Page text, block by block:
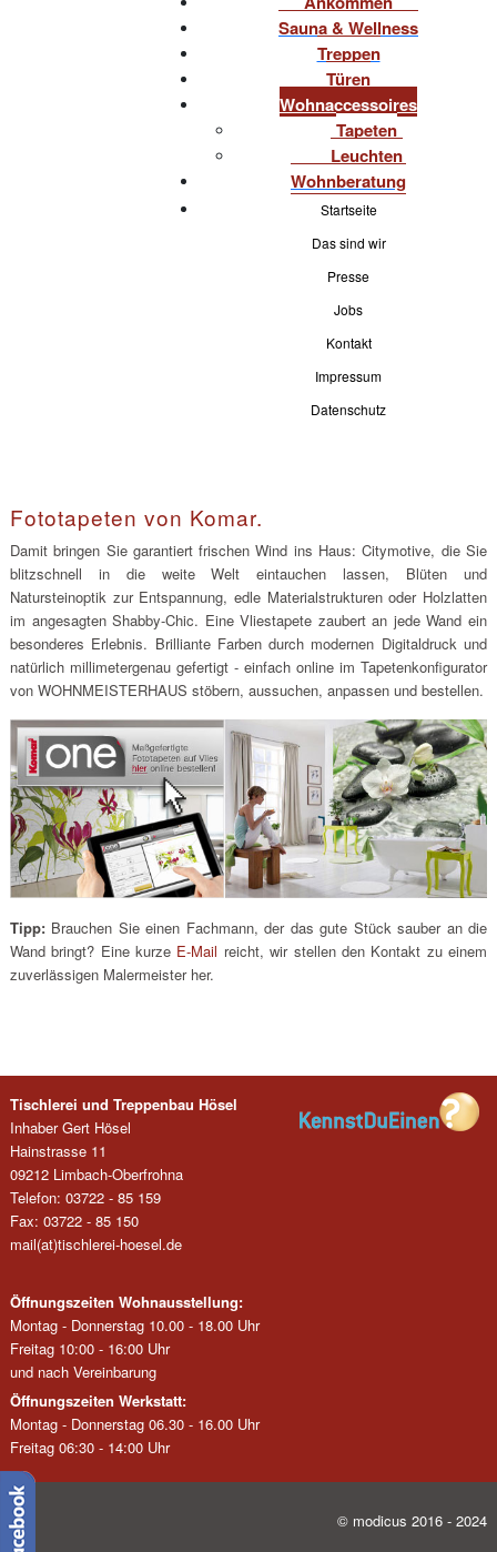
Sauna & Wellness
Treppen
Türen
Wohnaccessoires
Tapeten
Leuchten
Wohnberatung
Startseite
Das sind wir
Presse
Jobs
Kontakt
Impressum
Datenschutz
Fototapeten von Komar.
Damit bringen Sie garantiert frischen Wind ins Haus: Citymotive, die Sie
blitzschnell in die weite Welt eintauchen lassen, Blüten und
Natursteinoptik zur Entspannung, edle Materialstrukturen oder Holzlatten
im angesagten Shabby-Chic. Eine Vliestapete zaubert an jede Wand ein
besonderes Erlebnis. Brilliante Farben durch modernen Digitaldruck und
natürlich millimetergenau gefertigt - einfach online im Tapetenkonfigurator
von WOHNMEISTERHAUS stöbern, aussuchen, anpassen und bestellen.
Tipp:Brauchen Sie einen Fachmann, der das gute Stück sauber an die
Wand bringt? Eine kurze E-Mail reicht, wir stellen den Kontakt zu einem
zuverlässigen Malermeister her.
Tischlerei und Treppenbau Hösel
Inhaber Gert Hösel
Hainstrasse 11
09212 Limbach-Oberfrohna
Telefon: 03722 - 85 159
Fax: 03722 - 85 150
mail(at)tischlerei-hoesel.de
Öffnungszeiten Wohnausstellung:
Montag - Donnerstag 10.00 - 18.00 Uhr
Freitag 10:00 - 16:00 Uhr
und nach Vereinbarung
Öffnungszeiten Werkstatt:
Montag - Donnerstag 06.30 - 16.00 Uhr
Freitag 06:30 - 14:00 Uhr
© modicus 2016 - 2024